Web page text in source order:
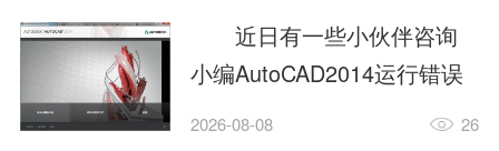
用图案填充的内容，还有不
清楚小伙伴和小编一起去学
习一下吧。1.打开
AutoCAD2014这款软件，进
近日有一些小伙伴咨询
小编AutoCAD2014运行错误
怎么办?下面就为大家带来了
2026-08-08 26